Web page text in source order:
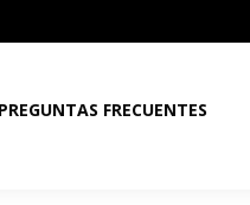
PREGUNTAS FRECUENTES